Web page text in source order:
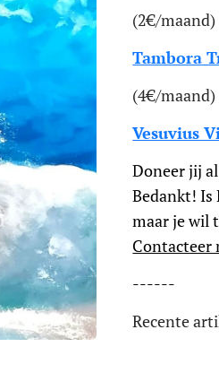
(2€/maand)
Tambora
(4€/maand)
Vesuvius
Doneer jij
Bedankt! Is
maar je wil
Contacteer
------
Recente